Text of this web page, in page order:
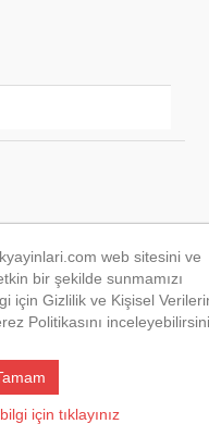
web sitesini ve
bir şekilde sunmamızı
için Gizlilik ve Kişisel
Politikasını
için tıklayınız